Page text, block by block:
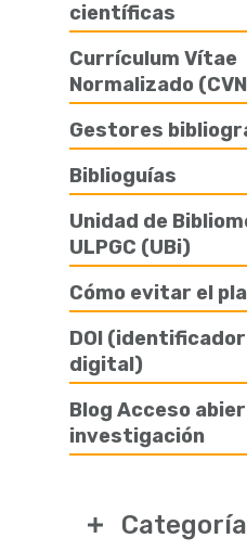
científicas
Currículum Vítae
Normalizado
Gestores
Biblioguías
Unidad de
ULPGC (UBi)
Cómo evitar el
DOI
digital)
Blog Acceso
investigación